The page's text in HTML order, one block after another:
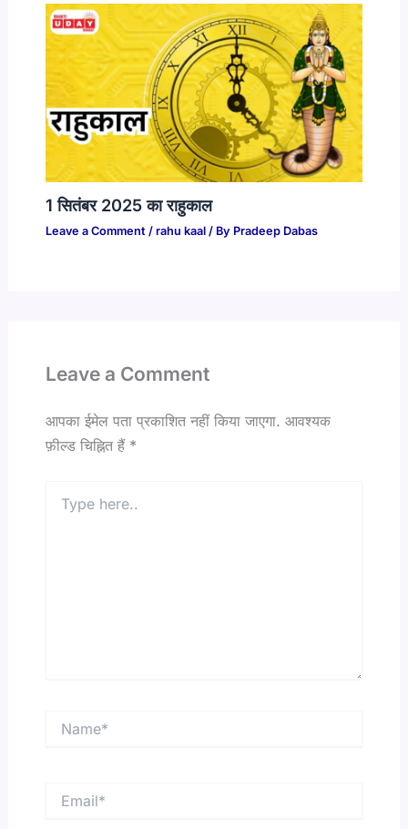
1 सितंबर 2025 का राहुकाल
Leave a Comment / rahu kaal/ By Pradeep Dabas
Leave a Comment
आपका ईमेल पता प्रकाशित नहीं किया जाएगा. आवश्यक
फ़ील्ड चिह्नित हैं *
here..